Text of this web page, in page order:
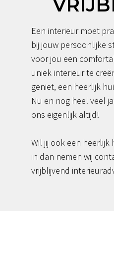
Een interieur moet
bij jouw persoonlijke
voor jou een
uniek interieur te
geniet, een heerlijk
Nu en nog heel veel
ons eigenlijk altijd!
Wil jij ook een
in dan nemen wij
vrijblijvend